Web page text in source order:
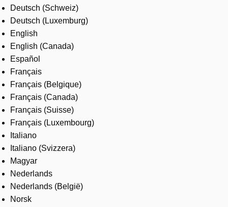
Where to buy
Contact us
Careers
Deutsch (Schweiz)
Deutsch (Luxemburg)
English
English (Canada)
Español
Français
Français (Belgique)
Français (Canada)
Français (Suisse)
Français (Luxembourg)
Italiano
Italiano (Svizzera)
Magyar
Nederlands
Nederlands (België)
Norsk